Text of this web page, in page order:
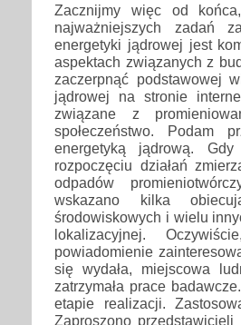
Zacznijmy więc od
najważniejszych zadań
energetyki jądrowej jest
aspektach związanych z
zaczerpnąć podstawowej
jądrowej na stronie
związane z
społeczeństwo. Podam
energetyką jądrową.
rozpoczęciu działań
odpadów
wskazano kilka
środowiskowych i wielu
lokalizacyjnej.
powiadomienie
się wydała, miejscowa
zatrzymała prace
etapie realizacji.
Zaproszono